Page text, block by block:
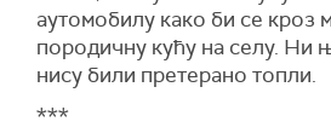
аутомобилу како би се кроз
породичну кућу на селу. Ни
нису били претерано топли.
***